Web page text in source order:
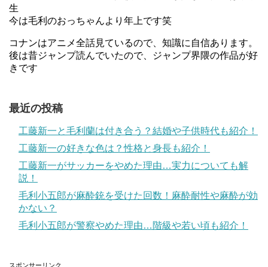
生
今は毛利のおっちゃんより年上です笑
コナンはアニメ全話見ているので、知識に自信あります。
後は昔ジャンプ読んでいたので、ジャンプ界隈の作品が好
きです
最近の投稿
工藤新一と毛利蘭は付き合う？結婚や子供時代も紹介！
工藤新一の好きな色は？性格と身長も紹介！
工藤新一がサッカーをやめた理由…実力についても解
説！
毛利小五郎が麻酔銃を受けた回数！麻酔耐性や麻酔が効
かない？
毛利小五郎が警察やめた理由…階級や若い頃も紹介！
スポンサーリンク